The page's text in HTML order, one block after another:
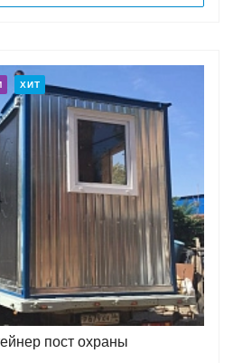
ХИТ
пост охраны